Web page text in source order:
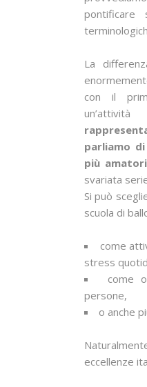
La
con il
parliamo
più
svariata
Si può
scuola di
come
stress
come
persone,
o anche
eccellenze